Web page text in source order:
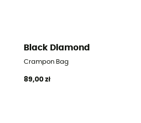
Black Diamond
Crampon Bag
89,00 zł